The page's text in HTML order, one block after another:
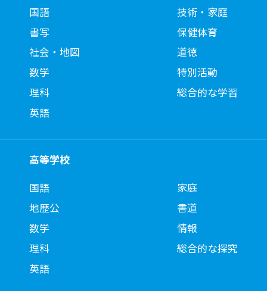
国語
書写
社会・地図
数学
理科
英語
技術・家庭
保健体育
道徳
特別活動
総合的な学習
高等学校
国語
地歴公
数学
理科
英語
家庭
書道
情報
総合的な探究